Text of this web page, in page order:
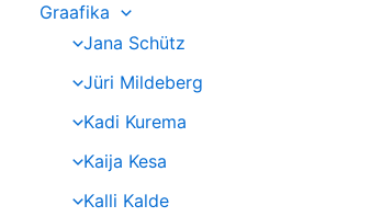
Graafika
Jana Schütz
Jüri Mildeberg
Kadi Kurema
Kaija Kesa
Kalli Kalde